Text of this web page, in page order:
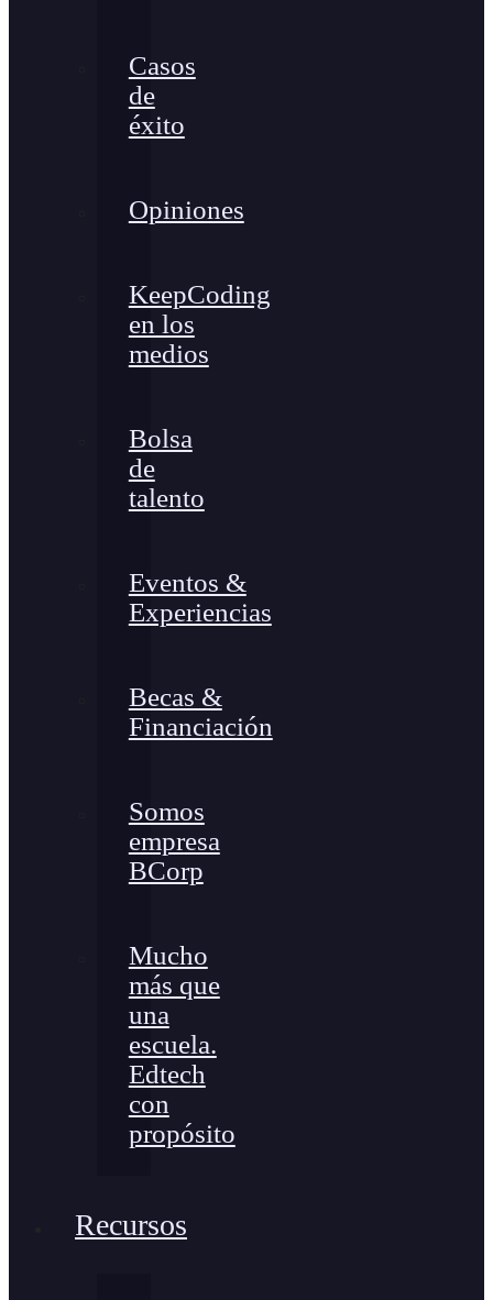
Casos
de
éxito
Opiniones
KeepCoding
en los
medios
Bolsa
de
talento
Eventos &
Experiencias
Becas &
Financiación
Somos
empresa
BCorp
Mucho
más que
una
escuela.
Edtech
con
propósito
Recursos